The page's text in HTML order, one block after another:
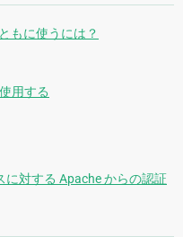
もに使うには？
用する
に対する Apache からの認証